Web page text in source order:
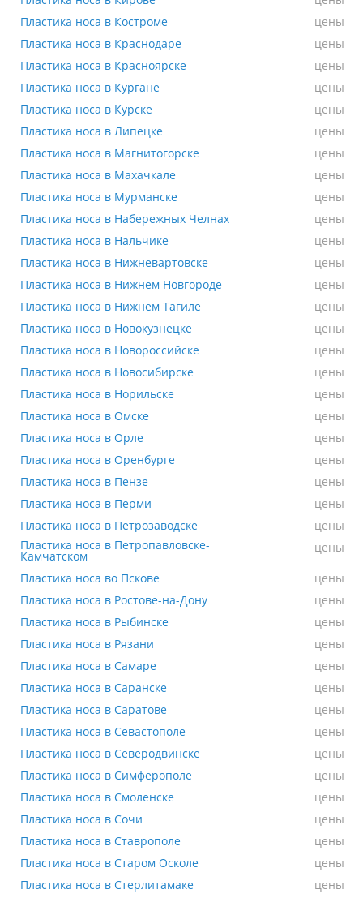
Пластика носа в Костроме
Пластика носа в Костроме цены
Пластика носа в Краснодаре
Пластика носа в Краснодаре цены
Пластика носа в Красноярске
Пластика носа в Красноярске цены
Пластика носа в Кургане
Пластика носа в Кургане цены
Пластика носа в Курске
Пластика носа в Курске цены
Пластика носа в Липецке
Пластика носа в Липецке цены
Пластика носа в Магнитогорске
Пластика носа в Магнитогорске цены
Пластика носа в Махачкале
Пластика носа в Махачкале цены
Пластика носа в Мурманске
Пластика носа в Мурманске цены
Пластика носа в Набережных Челнах
Пластика носа в Набережных Челнах цены
Пластика носа в Нальчике
Пластика носа в Нальчике цены
Пластика носа в Нижневартовске
Пластика носа в Нижневартовске цены
Пластика носа в Нижнем Новгороде
Пластика носа в Нижнем Новгороде цены
Пластика носа в Нижнем Тагиле
Пластика носа в Нижнем Тагиле цены
Пластика носа в Новокузнецке
Пластика носа в Новокузнецке цены
Пластика носа в Новороссийске
Пластика носа в Новороссийске цены
Пластика носа в Новосибирске
Пластика носа в Новосибирске цены
Пластика носа в Норильске
Пластика носа в Норильске цены
Пластика носа в Омске
Пластика носа в Омске цены
Пластика носа в Орле
Пластика носа в Орле цены
Пластика носа в Оренбурге
Пластика носа в Оренбурге цены
Пластика носа в Пензе
Пластика носа в Пензе цены
Пластика носа в Перми
Пластика носа в Перми цены
Пластика носа в Петрозаводске
Пластика носа в Петрозаводске цены
Пластика носа в Петропавловске-Камчатском
Пластика носа в Петропавловске-
Камчатском
цены
Пластика носа во Пскове
Пластика носа во Пскове цены
Пластика носа в Ростове-на-Дону
Пластика носа в Ростове-на-Дону цены
Пластика носа в Рыбинске
Пластика носа в Рыбинске цены
Пластика носа в Рязани
Пластика носа в Рязани цены
Пластика носа в Самаре
Пластика носа в Самаре цены
Пластика носа в Саранске
Пластика носа в Саранске цены
Пластика носа в Саратове
Пластика носа в Саратове цены
Пластика носа в Севастополе
Пластика носа в Севастополе цены
Пластика носа в Северодвинске
Пластика носа в Северодвинске цены
Пластика носа в Симферополе
Пластика носа в Симферополе цены
Пластика носа в Смоленске
Пластика носа в Смоленске цены
Пластика носа в Сочи
Пластика носа в Сочи цены
Пластика носа в Ставрополе
Пластика носа в Ставрополе цены
Пластика носа в Старом Осколе
Пластика носа в Старом Осколе цены
Пластика носа в Стерлитамаке
Пластика носа в Стерлитамаке цены